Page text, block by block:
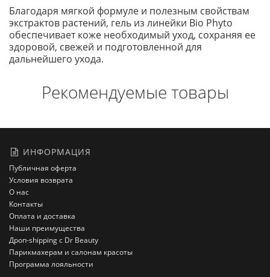
Благодаря мягкой формуле и полезным свойствам
экстрактов растений, гель из линейки Bio Phyto
обеспечивает коже необходимый уход, сохраняя ее
здоровой, свежей и подготовленной для
дальнейшего ухода.
Рекомендуемые товары
ИНФОРМАЦИЯ
Публичная оферта
Условия возврата
О нас
Контакты
Оплата и доставка
Наши преимущества
Дроп-shipping с Dr Beauty
Парикмахерам и салонам красоты
Программа лояльности